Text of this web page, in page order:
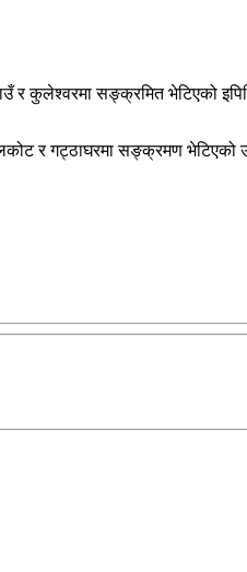
र कुलेश्वरमा सङ्क्रमित भेटिएको
र गट्ठाघरमा सङ्क्रमण भेटिएको